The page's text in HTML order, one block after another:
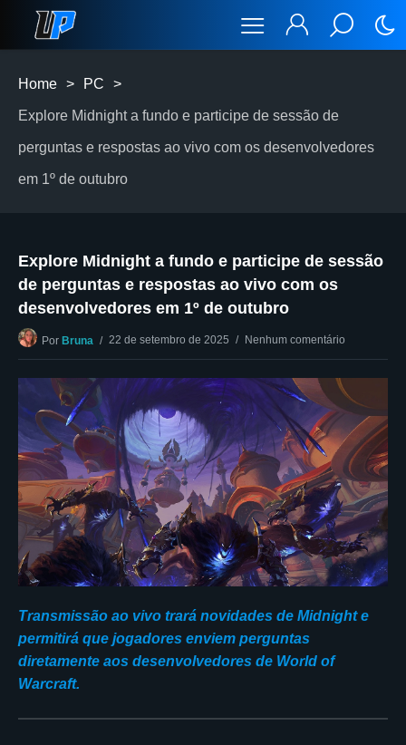
Home > PC >
Explore Midnight a fundo e participe de sessão de
perguntas e respostas ao vivo com os desenvolvedores
em 1º de outubro
Explore Midnight a fundo e participe de sessão
de perguntas e respostas ao vivo com os
desenvolvedores em 1º de outubro
Por Bruna 22 de setembro de 2025 Nenhum comentário
Transmissão ao vivo trará novidades de Midnight e
permitirá que jogadores enviem perguntas
diretamente aos desenvolvedores de World of
Warcraft.